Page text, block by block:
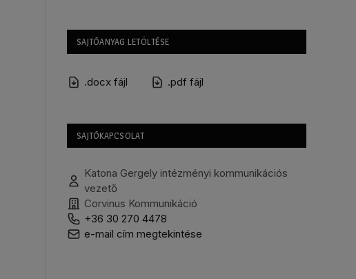
SAJTÓANYAG LETÖLTÉSE
.docx fájl .pdf fájl
SAJTÓKAPCSOLAT
Katona Gergely intézményi kommunikációs
vezető
Corvinus Kommunikáció
+36 30 270 4478
e-mail cím megtekintése